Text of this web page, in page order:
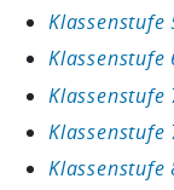
Klassenstufe
Klassenstufe
Klassenstufe
Klassenstufe